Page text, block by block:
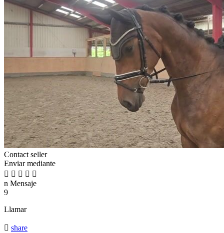
Contact seller
Enviar mediante
    
n Mensaje
9
Llamar
 share